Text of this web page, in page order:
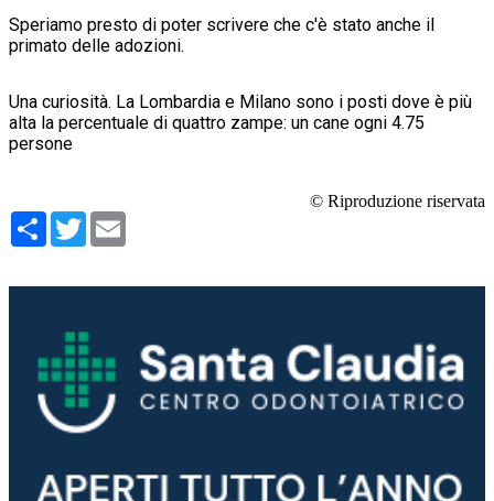
Speriamo presto di poter scrivere che c'è stato anche il
primato delle adozioni.
Una curiosità. La Lombardia e Milano sono i posti dove è più
alta la percentuale di quattro zampe: un cane ogni 4.75
persone
© Riproduzione riservata
Condividi
Twitter